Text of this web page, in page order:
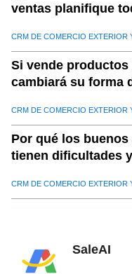
ventas planifique
CRM DE COMERCIO EXTERIOR
Si vende productos
cambiará su forma
CRM DE COMERCIO EXTERIOR
Por qué los
tienen dificultades
CRM DE COMERCIO EXTERIOR
SaleAI